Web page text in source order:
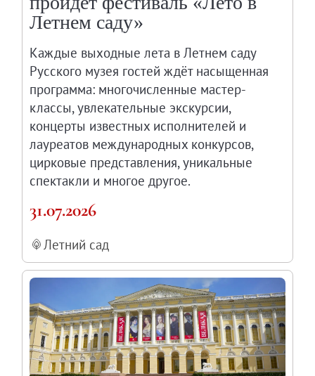
Архив изображений
Современная фотография
Дар Петера и Ирене Людвиг
Образование и наука
Молодёжный совет
Каталоги и альбомы
Научные каталоги собрания
Научные сборники
Буклеты
Служба регионального развития Русского
Лекции и абонементы
Лекторий
Лекции
Абонементы
Реставрация
Открытая реставрация шедевров Григория
Детям
Летнем саду»
Каждые выходные лета в Летнем саду
Русского музея гостей ждёт насыщенная
программа: многочисленные мастер-
классы, увлекательные экскурсии,
концерты известных исполнителей и
лауреатов международных конкурсов,
цирковые представления, уникальные
спектакли и многое другое.
31.07.2026
Летний сад